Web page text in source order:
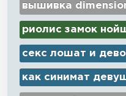
вышивка
риолис замок
секс лошат и
как синимат